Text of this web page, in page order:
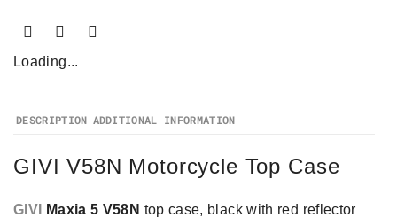
Loading...
DESCRIPTION ADDITIONAL INFORMATION
GIVI V58N Motorcycle Top Case
GIVI Maxia 5 V58N top case, black with red reflector